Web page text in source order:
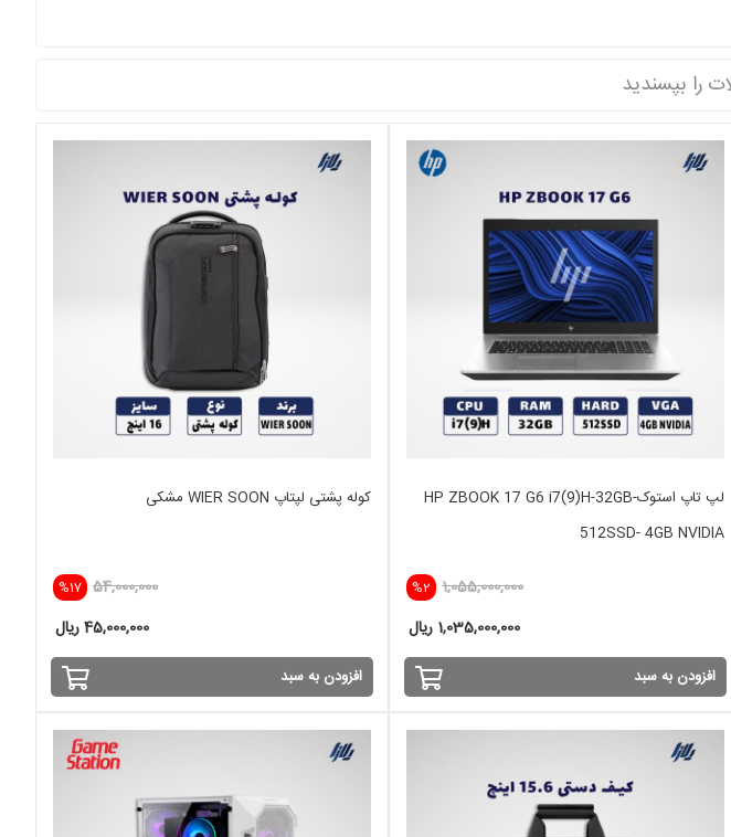
را بپسندید
لپ تاپ استوکHP ZBOOK 17 G6 i7(9)H-32GB-
512SSD- 4GB NVIDIA
%2 1,055,000,000
1,035,000,000 ریال
افزودن به سبد
کوله پشتی لپتاپ WIER SOON مشکی
%17 54,000,000
45,000,000 ریال
افزودن به سبد